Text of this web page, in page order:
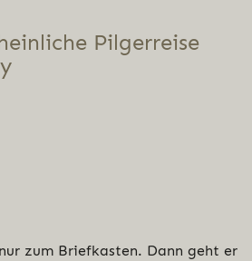
Pil­ger­rei­se
zum Briefkasten. Dann geht er